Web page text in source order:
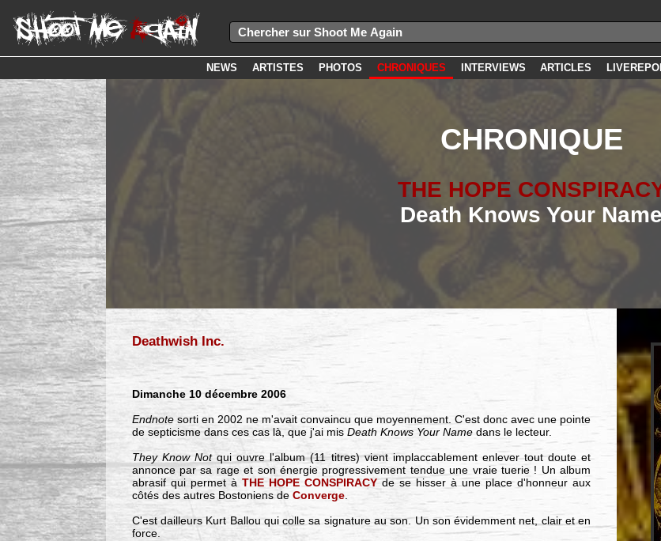
NEWS ARTISTES PHOTOS CHRONIQUES INTERVIEWS ARTICLES
CHRONIQUE
THE HOPE
Death Knows Your Name
Deathwish Inc.
Dimanche 10 décembre 2006
Endnotesorti en 2002 ne m'avait convaincu que moyennement. C'est donc avec une pointe
de septicisme dans ces cas là, que j'ai mis Death Knows Your Namedans le lecteur.
They Know Notqui ouvre l'album (11 titres) vient implaccablement enlever tout doute et
annonce par sa rage et son énergie progressivement tendue une vraie tuerie ! Un album
abrasif qui permet à THE HOPE CONSPIRACYde se hisser à une place d'honneur aux
côtés des autres Bostoniens de Converge.
C'est dailleurs Kurt Ballou qui colle sa signature au son. Un son évidemment net, clair et en
force.